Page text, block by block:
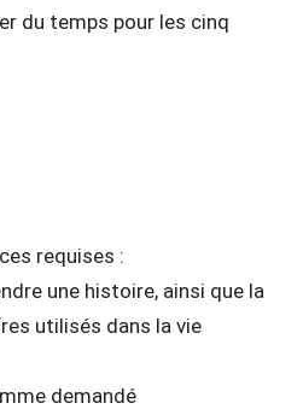
du temps pour les cinq
requises :
une histoire, ainsi que la
utilisés dans la vie
demandé